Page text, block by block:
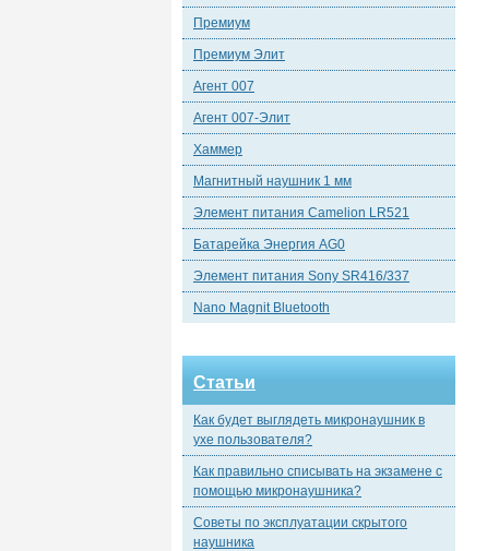
Премиум
Премиум Элит
Агент 007
Агент 007-Элит
Хаммер
Магнитный наушник 1 мм
Элемент питания Camelion LR521
Батарейка Энергия AG0
Элемент питания Sony SR416/337
Nano Magnit Bluetooth
Статьи
Как будет выглядеть микронаушник в
ухе пользователя?
Как правильно списывать на экзамене с
помощью микронаушника?
Советы по эксплуатации скрытого
наушника